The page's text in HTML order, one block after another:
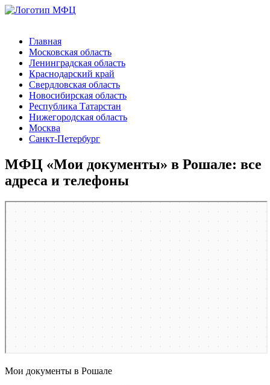
Главная
Московская область
Ленинградская область
Краснодарский край
Свердловская область
Новосибирская область
Республика Татарстан
Нижегородская область
Москва
Санкт-Петербург
МФЦ «Мои документы» в Рошале: все
адреса и телефоны
Мои документы в Рошале